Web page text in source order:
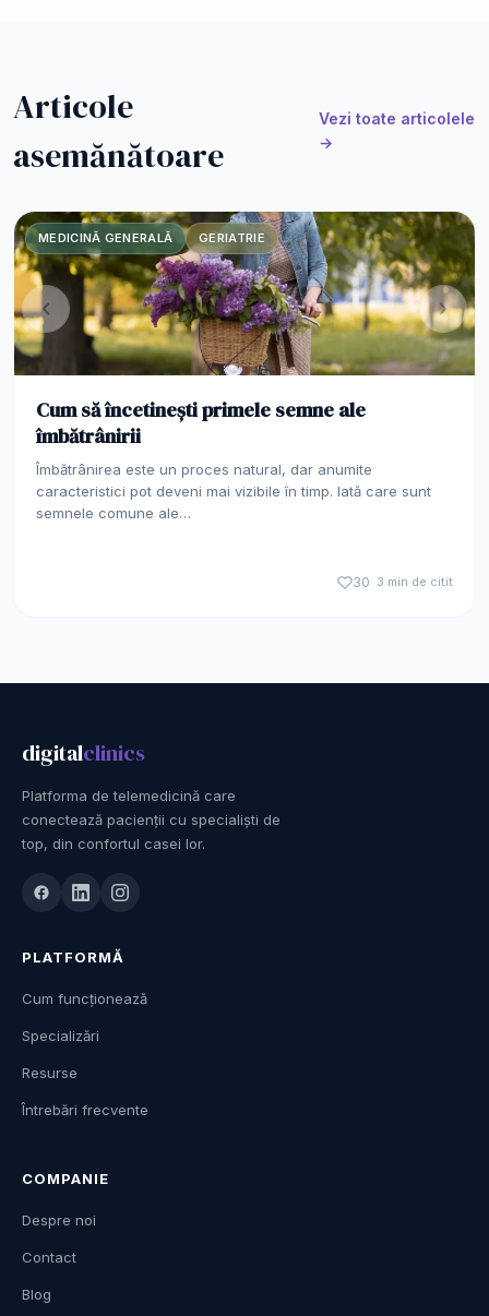
Articole
asemănătoare
Vezi toate articolele
→
MEDICINĂ GENERALĂ GERIATRIE
Cum să încetinești primele semne ale
îmbătrânirii
Îmbătrânirea este un proces natural, dar anumite
caracteristici pot deveni mai vizibile în timp. Iată care sunt
semnele comune ale…
30 3 min de citit
digitalclinics
Platforma de telemedicină care
conectează pacienții cu specialiști de
top, din confortul casei lor.
PLATFORMĂ
Cum funcționează
Specializări
Resurse
Întrebări frecvente
COMPANIE
Despre noi
Contact
Blog